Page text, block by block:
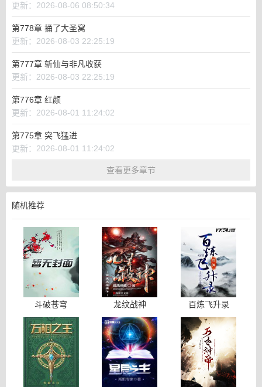
更新：2026-08-06 08:50:34
第778章 捅了大圣窝
更新：2026-08-03 22:25:19
第777章 斩仙与非凡收获
更新：2026-08-03 22:25:19
第776章 红颜
更新：2026-08-01 11:24:02
第775章 突飞猛进
更新：2026-08-01 11:24:02
查看更多章节
随机推荐
斗破苍穹 龙纹战神 百炼飞升录